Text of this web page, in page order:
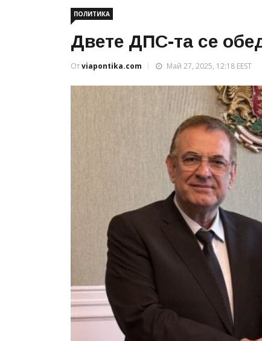
ПОЛИТИКА
Двете ДПС-та се
Отviapontika.com Май 27, 2025, 12:18 EEST